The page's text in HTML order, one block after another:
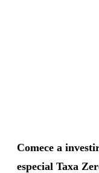
Comece a
especial Taxa